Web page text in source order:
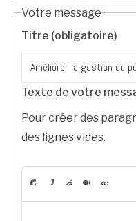
Votre message
Titre (obligatoire)
Texte de votre
Pour créer des
des lignes vides.